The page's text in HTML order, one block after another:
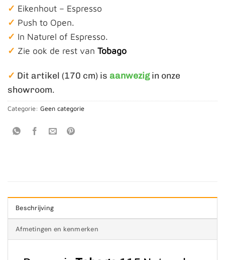
✓ Eikenhout – Espresso
✓ Push to Open.
✓ In Naturel of Espresso.
✓ Zie ook de rest van Tobago
✓ Dit artikel (170 cm) is aanwezigin onze
showroom.
Categorie: Geen categorie
Beschrijving
Afmetingen en kenmerken